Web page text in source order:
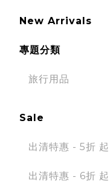
New Arrivals
專題分類
旅行用品
Sale
出清特惠 - 5折 起
出清特惠 - 6折 起